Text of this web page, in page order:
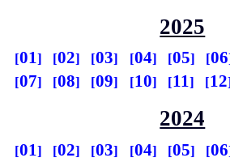
2025
01 02 03 04 05
06
07
08 09 10 11 12
2024
01 02 03 04 05
06